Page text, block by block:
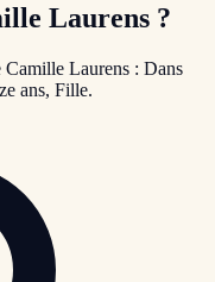
Laurens ?
Camille Laurens : Dans
ans, Fille.